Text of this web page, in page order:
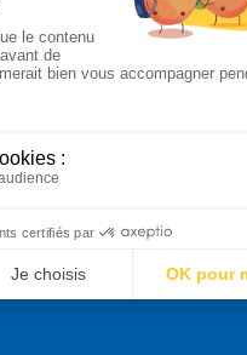
#Onsengage